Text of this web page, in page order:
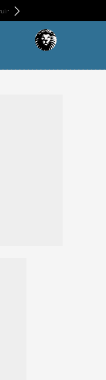
la nueva residencia en el